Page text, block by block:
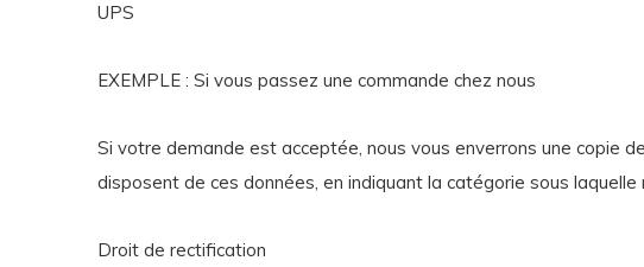
UPS
EXEMPLE : Si vous passez une commande chez nous
Si votre demande est acceptée, nous vous enverrons une copie
disposent de ces données, en indiquant la catégorie sous
Droit de rectification